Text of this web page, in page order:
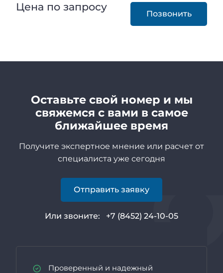
Цена по запросу
Позвонить
Оставьте свой номер и мы
свяжемся с вами в самое
ближайшее время
Получите экспертное мнение или расчет от
специалиста уже сегодня
Отправить заявку
Или звоните: +7 (8452) 24-10-05
Проверенный и надежный